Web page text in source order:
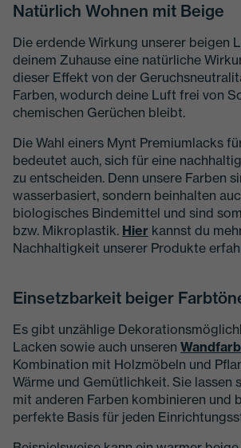
Natürlich Wohnen mit Beige
Die erdende Wirkung unserer beigen
deinem Zuhause eine natürliche
dieser Effekt von der
Farben, wodurch deine Luft frei von
chemischen Gerüchen bleibt.
Die Wahl einers Mynt Premiumlacks
bedeutet auch, sich für eine
zu entscheiden. Denn unsere Farben
wasserbasiert, sondern beinhalten
biologisches Bindemittel und sind
bzw. Mikroplastik. Hier kannst du
Nachhaltigkeit unserer Produkte
Einsetzbarkeit beiger
Es gibt unzählige
Lacken sowie auch unseren
Kombination mit Holzmöbeln und
Wärme und Gemütlichkeit. Sie lassen
mit anderen Farben kombinieren und
perfekte Basis für jeden